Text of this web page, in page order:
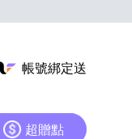
帳號綁定送
超贈點